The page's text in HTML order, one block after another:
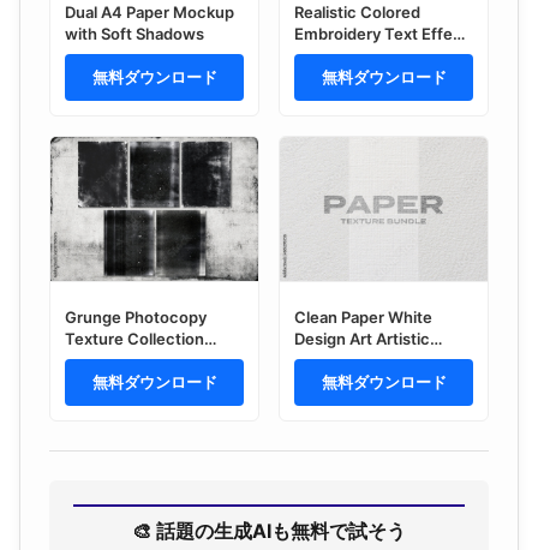
Dual A4 Paper Mockup
with Soft Shadows
無料ダウンロード
Realistic Colored
Embroidery Text Effect
on Denim Fabric
Texture Mockup
無料ダウンロード
Grunge Photocopy
Texture Collection
Layout
無料ダウンロード
Clean Paper White
Design Art Artistic
Overlay Texture Bundle
Pack無料ダウンロード
🎨 話題の生成AIも無料で試そう